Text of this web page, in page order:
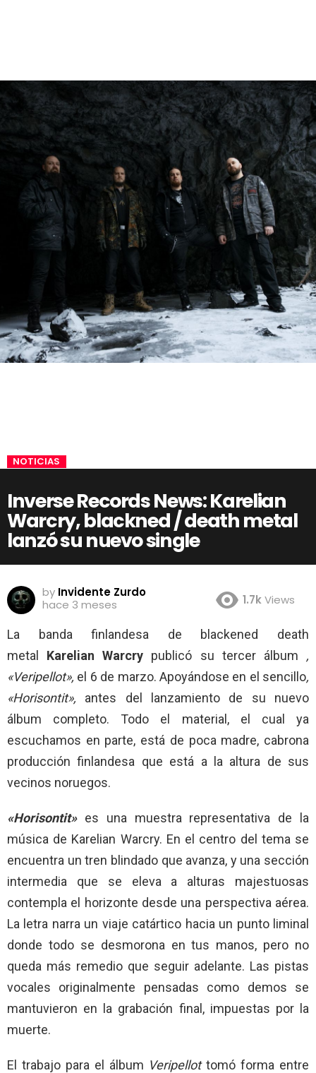
NOTICIAS
Inverse Records News: Karelian
Warcry, blackned / death metal
lanzó su nuevo single
by Invidente Zurdo
hace 3 meses
1.7kViews
La banda finlandesa de blackened death
metal Karelian Warcry publicó su tercer álbum ,
«Veripellot», el 6 de marzo. Apoyándose en el sencillo,
«Horisontit», antes del lanzamiento de su nuevo
álbum completo. Todo el material, el cual ya
escuchamos en parte, está de poca madre, cabrona
producción finlandesa que está a la altura de sus
vecinos noruegos.
«Horisontit»es una muestra representativa de la
música de Karelian Warcry. En el centro del tema se
encuentra un tren blindado que avanza, y una sección
intermedia que se eleva a alturas majestuosas
contempla el horizonte desde una perspectiva aérea.
La letra narra un viaje catártico hacia un punto liminal
donde todo se desmorona en tus manos, pero no
queda más remedio que seguir adelante. Las pistas
vocales originalmente pensadas como demos se
mantuvieron en la grabación final, impuestas por la
muerte.
El trabajo para el álbum Veripellottomó forma entre